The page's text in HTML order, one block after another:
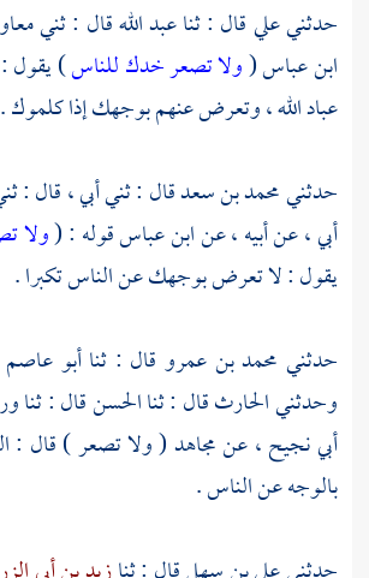
حدثنيعليقال : ثناعبد اللهقال : ثني
ابن عباس(ولا تصعر خدك للناس) يقول :
عباد الله ، وتعرض عنهم بوجهك إذا كلموك .
حدثنيمحمد بن سعدقال : ثني أبي ، قال :
أبي ، عن أبيه ، عنابن عباسقوله : (ولا
يقول : لا تعرض بوجهك عن الناس تكبرا .
حدثني محمد بن عمرو قال : ثناأبو عاصم
وحدثنيالحارثقال : ثناالحسنقال : ثنا
أبي نجيح ،عنمجاهد( ولا تصعر ) قال :
بالوجه عن الناس .